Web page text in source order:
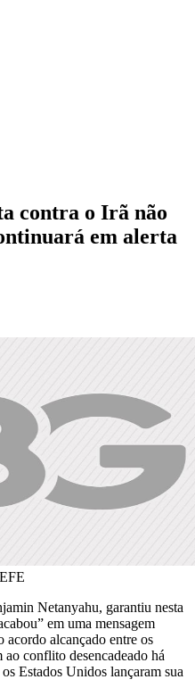
contra o Irã não
em alerta
Netanyahu, garantiu nesta
em uma mensagem
acordo alcançado entre os
conflito desencadeado há
Estados Unidos lançaram sua